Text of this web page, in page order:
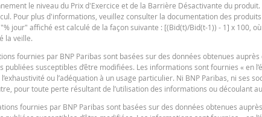
24,9239
24,9239
2,15
4,46
4,46
PDF
le niveau du Prix d'Exercice et de la Barrière Désactivante du produit.
Pour plus d'informations, veuillez consulter la documentation des
jour" affiché est calculé de la façon suivante : [(Bid(t)/Bid(t-1)) - 1] x 100,
la veille.
fournies par BNP Paribas sont basées sur des données obtenues
susceptibles d’être modifiées. Les informations sont fournies « en
ou l’adéquation à un usage particulier. Ni BNP Paribas, ni ses
pour toute perte résultant de l’utilisation des informations ou découlant
fournies par BNP Paribas sont basées sur des données obtenues